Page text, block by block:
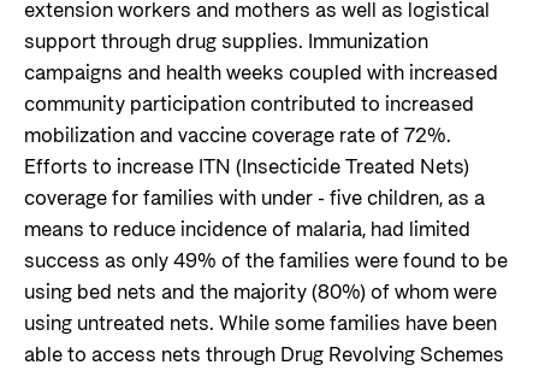
extension workers and mothers as well as logistical
support through drug supplies. Immunization
campaigns and health weeks coupled with increased
community participation contributed to increased
mobilization and vaccine coverage rate of 72%.
Efforts to increase ITN (Insecticide Treated Nets)
coverage for families with under - five children, as a
means to reduce incidence of malaria, had limited
success as only 49% of the families were found to be
using bed nets and the majority (80%) of whom were
using untreated nets. While some families have been
able to access nets through Drug Revolving Schemes